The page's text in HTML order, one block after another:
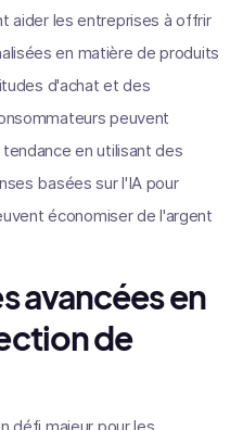
aider les entreprises à offrir
en matière de produits
d'achat et des
peuvent
en utilisant des
basées sur l'IA pour
économiser de l'argent
avancées en
de